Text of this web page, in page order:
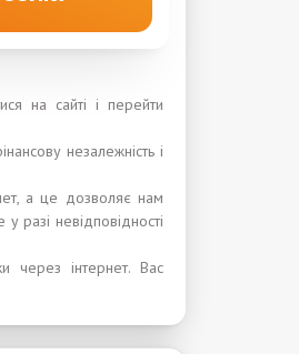
на сайті і перейти
незалежність і
а це дозволяє нам
разі невідповідності
через інтернет. Вас